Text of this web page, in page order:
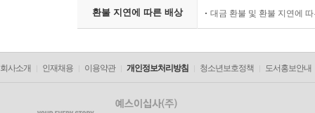
환불 지연에 따른 배상 대금 환불 및 환불 지연에
회사소개 인재채용 이용약관 개인정보처리방침 청소년보호정책 도서홍보안내